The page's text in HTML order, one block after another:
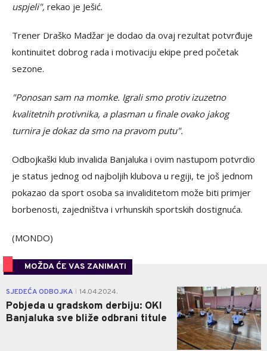
uspjeli", rekao je Ješić.
Trener Draško Madžar je dodao da ovaj rezultat potvrđuje
kontinuitet dobrog rada i motivaciju ekipe pred početak
sezone.
"Ponosan sam na momke. Igrali smo protiv izuzetno
kvalitetnih protivnika, a plasman u finale ovako jakog
turnira je dokaz da smo na pravom putu".
Odbojkaški klub invalida Banjaluka i ovim nastupom potvrdio
je status jednog od najboljih klubova u regiji, te još jednom
pokazao da sport osoba sa invaliditetom može biti primjer
borbenosti, zajedništva i vrhunskih sportskih dostignuća.
(MONDO)
MOŽDA ĆE VAS ZANIMATI
SJEDEĆA ODBOJKA 14.04.2024.
Pobjeda u gradskom derbiju: OKI
Banjaluka sve bliže odbrani titule
0